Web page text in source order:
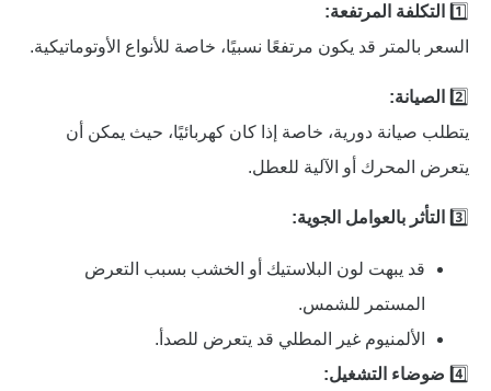
1️⃣
التكلفة المرتفعة:
السعر بالمتر قد يكون مرتفعًا نسبيًا، خاصة للأنواع الأوتوماتيكية.
2️⃣
الصيانة:
يتطلب صيانة دورية، خاصة إذا كان كهربائيًا، حيث يمكن أن
يتعرض المحرك أو الآلية للعطل.
3️⃣ التأثر بالعوامل الجوية:
قد يبهت لون البلاستيك أو الخشب بسبب التعرض
المستمر للشمس.
الألمنيوم غير المطلي قد يتعرض للصدأ.
4️⃣ ضوضاء التشغيل: